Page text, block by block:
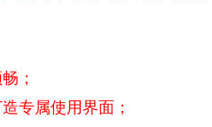
；
专属使用界面；